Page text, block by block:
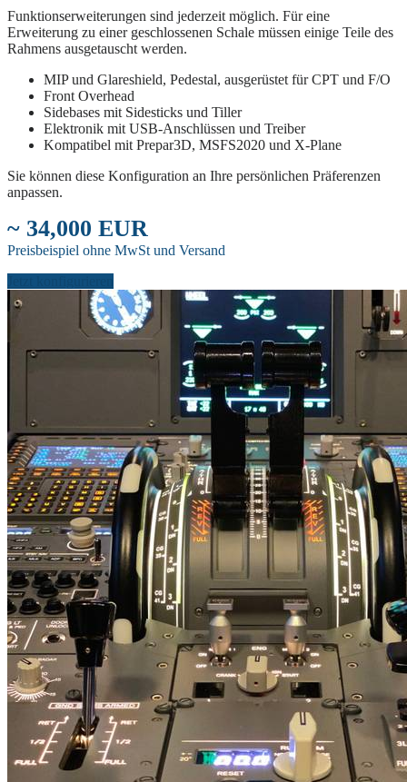
Funktionserweiterungen sind jederzeit möglich. Für eine
Erweiterung zu einer geschlossenen Schale müssen einige Teile des
Rahmens ausgetauscht werden.
MIP und Glareshield, Pedestal, ausgerüstet für CPT und F/O
Front Overhead
Sidebases mit Sidesticks und Tiller
Elektronik mit USB-Anschlüssen und Treiber
Kompatibel mit Prepar3D, MSFS2020 und X-Plane
Sie können diese Konfiguration an Ihre persönlichen Präferenzen
anpassen.
~ 34,000 EUR
Preisbeispiel ohne MwSt und Versand